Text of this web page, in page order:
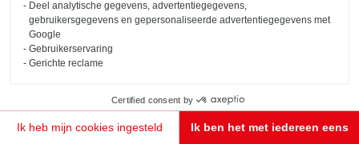
Deel analytische gegevens, advertentiegegevens,
gebruikersgegevens en gepersonaliseerde advertentiegegevens met
Google
Gebruikerservaring
Gerichte reclame
Certified consent by
Ik heb mijn cookies ingesteld Ik ben het met iedereen eens